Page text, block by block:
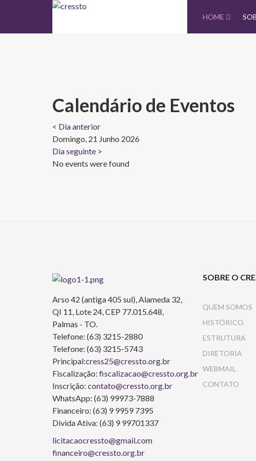
HOME
Calendário de Eventos
< Dia anterior
Domingo, 21 Junho 2026
Dia seguinte >
No events were found
Arso 42 (antiga 405 sul), Alameda 32,
QI 11, Lote 24, CEP 77.015.648,
Palmas - TO.
Telefone: (63) 3215-2880
Telefone: (63) 3215-5743
Principal:cress25@cressto.org.br
Fiscalização: fiscalizacao@cressto.org.br
Inscrição: contato@cressto.org.br
WhatsApp: (63) 99973-7888
Financeiro: (63) 9 9959 7395
Divida Ativa: (63) 9 99701337
licitacaocressto@gmail.com
financeiro@cressto.org.br
SOBRE O
QUEM SOMOS
HISTÓRICO
ESTRUTURA
DIRETORIA
WEBMAIL
CONTATO